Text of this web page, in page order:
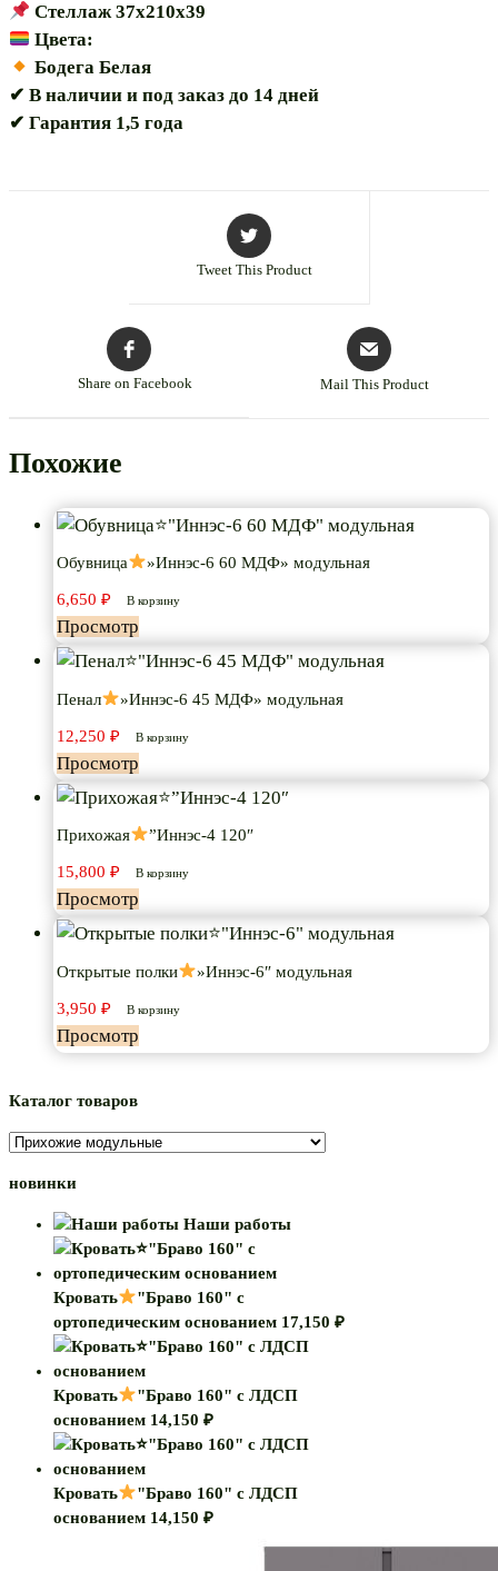
Стеллаж 37х210х39
Цвета:
Бодега Белая
✔ В наличии и под заказ до 14 дней
✔ Гарантия 1,5 года
Tweet This Product
Share on Facebook Mail This Product
Похожие
Обувница »Иннэс-6 60 МДФ» модульная
6,650 ₽ В корзину
Просмотр
Пенал »Иннэс-6 45 МДФ» модульная
12,250 ₽ В корзину
Просмотр
Прихожая ”Иннэс-4 120″
15,800 ₽ В корзину
Просмотр
Открытые полки »Иннэс-6″ модульная
3,950 ₽ В корзину
Просмотр
Каталог товаров
новинки
Наши работы
Кровать
"Браво 160" с
ортопедическим основанием 17,150 ₽
Кровать
"Браво 160" с ЛДСП
основанием 14,150 ₽
Кровать
"Браво 160" с ЛДСП
основанием 14,150 ₽